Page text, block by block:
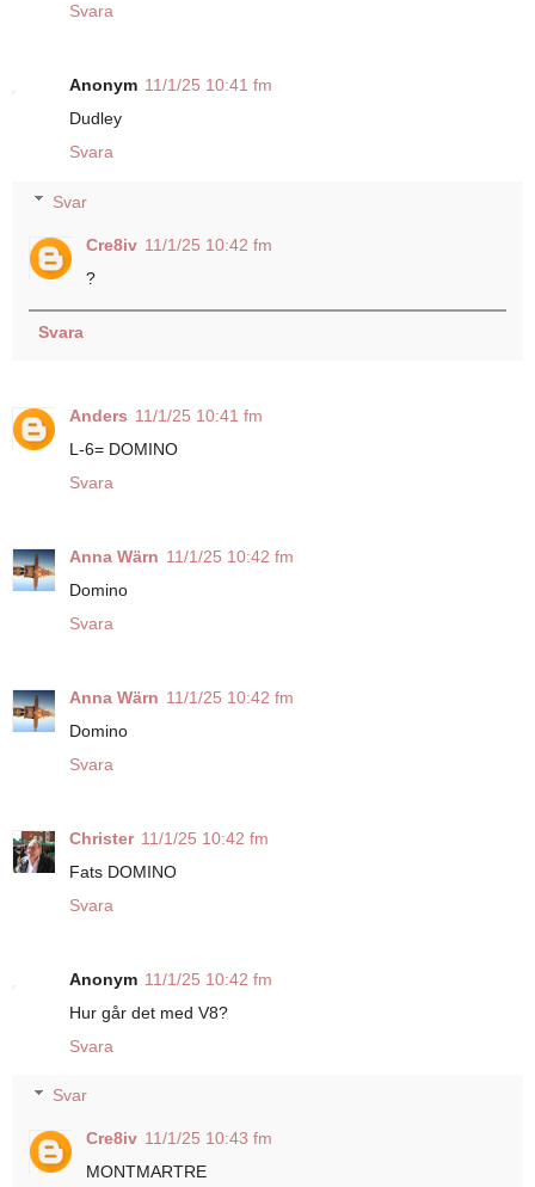
Svara
Anonym 11/1/25 10:41 fm
Dudley
Svara
Svar
Cre8iv 11/1/25 10:42 fm
?
Svara
Anders 11/1/25 10:41 fm
L-6= DOMINO
Svara
Anna Wärn 11/1/25 10:42 fm
Domino
Svara
Anna Wärn 11/1/25 10:42 fm
Domino
Svara
Christer 11/1/25 10:42 fm
Fats DOMINO
Svara
Anonym 11/1/25 10:42 fm
Hur går det med V8?
Svara
Svar
Cre8iv 11/1/25 10:43 fm
MONTMARTRE